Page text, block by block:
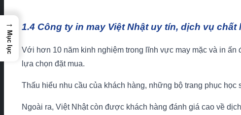
1.4 Công ty in may Việt Nhật uy tín, dịch vụ
Với hơn 10 năm kinh nghiệm trong lĩnh vực may mặc và in
lựa chọn đặt mua.
Thấu hiểu nhu cầu của khách hàng, những bộ trang phục
Ngoài ra, Việt Nhật còn được khách hàng đánh giá cao về
→
Mục lục